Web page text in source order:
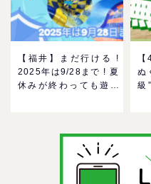
【福井】まだ行ける !
2025年は9/28まで ! 夏
休みが終わっても遊べ
ぬ
級
＠